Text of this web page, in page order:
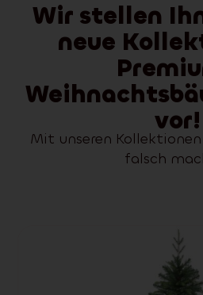
Wir stellen
neue
vor!
Mit unseren
falsch